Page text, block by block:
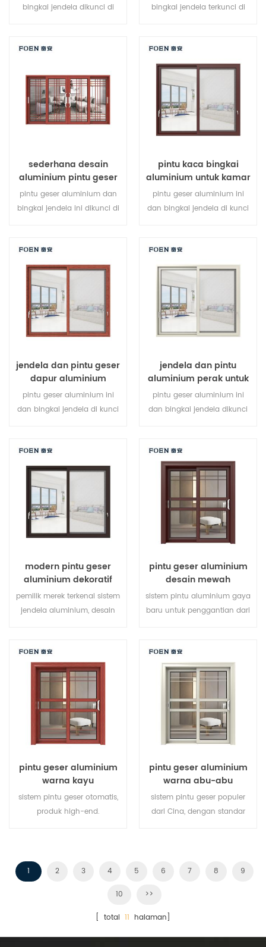
bingkai jendela dikunci di
anti-pencurian sangat baik.
memenuhi berbagai
kebutuhan arsitektur.
bingkai jendela terkunci di
anti-pencurian sangat baik.
berbagai jenis pintu untuk
kebutuhan arsitektur.
sederhana desain
aluminium pintu geser
cetak kayu kamar tidur
pintu geser aluminium dan
bingkai jendela ini dikunci di
keselamatan sangat baik.
berbagai jenis pintu untuk
kebutuhan arsitektur.
pintu kaca bingkai
aluminium untuk kamar
mandi internal
pintu geser aluminium ini
dan bingkai jendela di kunci
anti-pencurian sangat baik.
berbagai jenis pintu untuk
kebutuhan arsitektur
jendela dan pintu geser
dapur aluminium
pintu geser aluminium ini
dan bingkai jendela di kunci
anti-pencurian sangat baik.
jenis pintu bervariasi untuk
arsitektur yang berbeda
jendela dan pintu
aluminium perak untuk
rumah
pintu geser aluminium ini
dan bingkai jendela dikunci
anti-pencurian sangat baik.
berbagai jenis pintu untuk
memenuhi berbagai
kebutuhan arsitektur.
modern pintu geser
aluminium dekoratif
luar ruangan
pemilik merek terkenal sistem
jendela aluminium, desain
pintu geser aluminium
desain mewah
sistem pintu aluminium gaya
baru untuk penggantian dari
pintu geser aluminium
warna kayu
sistem pintu geser otomatis,
produk high-end.
pintu geser aluminium
warna abu-abu
sistem pintu geser populer
dari Cina, dengan standar
1
2 3 4 5 6 7 8 9
10 >>
[ total 11 halaman]